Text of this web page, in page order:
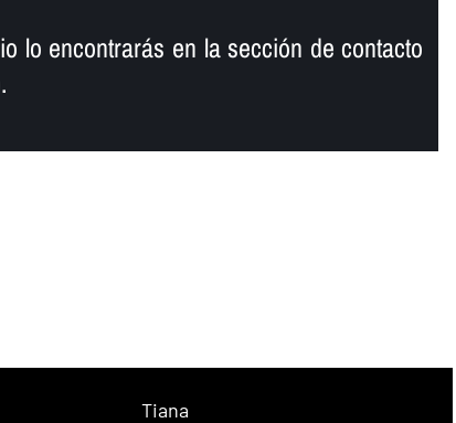
lo encontrarás en la sección de contacto
Tiana